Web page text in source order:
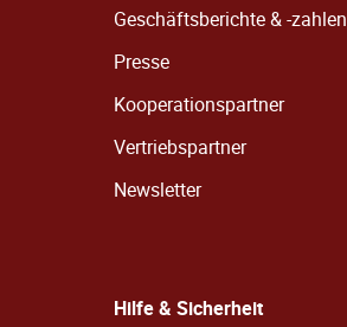
Geschäftsberichte & -zahlen
Presse
Kooperationspartner
Vertriebspartner
Newsletter
Hilfe & Sicherheit